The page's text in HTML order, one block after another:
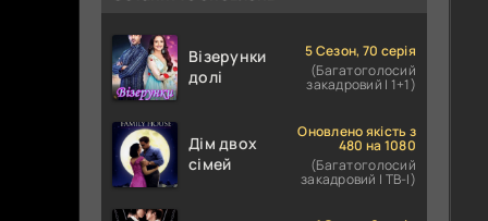
Візерунки
долі
5 Сезон, 70 серія
(Багатоголосий
закадровий | 1+1)
Дім двох
сімей
Оновлено якість з
480 на 1080
(Багатоголосий
закадровий | ТВ-І)